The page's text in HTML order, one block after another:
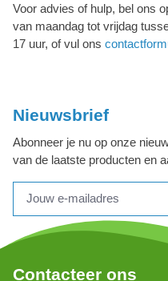
Voor advies of hulp, bel ons
van maandag tot vrijdag
17 uur, of vul ons
Nieuwsbrief
Abonneer je nu op onze
van de laatste producten en
Contacteer ons